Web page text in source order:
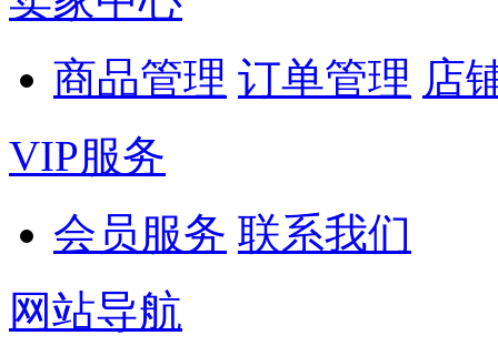
商品管理 订单管理 店
VIP服务
会员服务 联系我们
网站导航